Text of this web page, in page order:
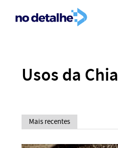
Usos da Chia
Mais recentes